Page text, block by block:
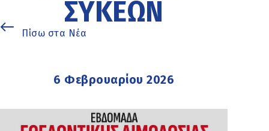
ΣΥΚΕΏΝ
Πίσω στα Νέα
6 Φεβρουαρίου 2026